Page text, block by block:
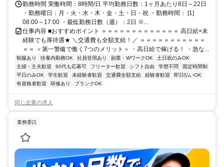
勤務時間 実働時間：8時間/日 平均勤務日数：1ヶ月あたり8日～22日
・勤務曜日：月・火・水・木・金・土・日・祝 ・勤務時間： [1]
08:00～17:00 ・最低勤務日数（週）：2日 ※...
仕事内容 ■おすすめポイント ＝＝＝＝＝＝＝＝＝＝＝＝＝ 高日給×未
経験でも厚待遇★ ＼交通費も全額支給！／ ＝＝＝＝＝＝＝＝＝＝＝
＝＝ ＜第一警備で働く7つのメリット＞ ・高日給で稼げる！ ・急な...
制服あり 扶養内勤務OK 社員登用あり 副業・WワークOK
土日祝のみOK
主婦・主夫歓迎
60代も応募可 フリーター歓迎 シフト自由 学歴不問
固定時間制
平日のみOK
学生歓迎 未経験者歓迎 交通費全額支給 経験者歓迎
即日払いOK
有資格者歓迎
研修あり ブランクOK
同じ企業の求人
業務委託